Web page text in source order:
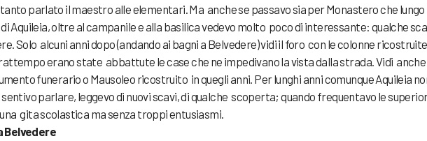
parlato il maestro alle elementari. Ma anche se passavo sia per Monastero che lungo
Aquileia, oltre al campanile e alla basilica vedevo molto poco di interessante: qualche
Solo alcuni anni dopo (andando ai bagni a Belvedere) vidi il foro con le colonne
erano state abbattute le case che ne impedivano la vista dalla strada. Vidi anche
funerario o Mausoleo ricostruito in quegli anni. Per lunghi anni comunque Aquileia
parlare, leggevo di nuovi scavi, di qualche scoperta; quando frequentavo le
gita scolastica ma senza troppi entusiasmi.
Belvedere